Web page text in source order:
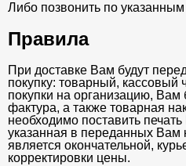
Либо позвонить по
Правила
При доставке Вам будут
покупку: товарный,
покупки на организацию, Вам
фактура, а также товарная
необходимо поставить
указанная в переданных Вам
является окончательной,
корректировки цены.